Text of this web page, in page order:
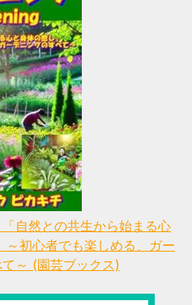
自然との共生から始まる心
～初心者でも楽しめる、ガー
～ (園芸ブックス)